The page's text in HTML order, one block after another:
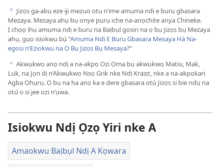
b Jizọs ga-abụ eze iji mezuo otu n’ime amụma ndị e buru gbasara
Mezaya. Mezaya ahụ bụ onye pụrụ iche na-anọchite anya Chineke.
Ị chọọ ịhụ amụma ndị e buru na Baịbụl gosiri na ọ bụ Jizọs bụ Mezaya
ahụ, gụọ isiokwu bụ́ “Amụma Ndị E Buru Gbasara Mesaya Hà Na-
egosi n’Eziokwu na Ọ Bụ Jizọs Bụ Mesaya?”
c Akwụkwọ anọ ndị a na-akpọ Ozi Ọma bụ akwụkwọ Matiu, Mak,
Luk, na Jọn dị n’Akwụkwọ Nsọ Grik nke Ndị Kraịst, nke a na-akpọkarị
Agba Ọhụrụ. Ọ bụ na ha anọ ka e dere gbasara otú Jizọs si bie ndụ na
otú o si jee ozi n’ụwa.
Isiokwu Ndị Ọzọ Yiri nke A
Amaokwu Baịbụl Ndị A Kọwara